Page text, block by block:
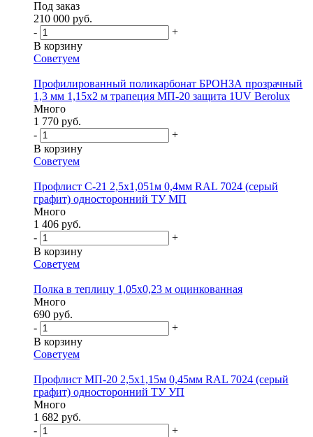
Под заказ
210 000 руб.
-
+
В корзину
Советуем
Профилированный поликарбонат БРОНЗА прозрачный
1,3 мм 1,15х2 м трапеция МП-20 защита 1UV Berolux
Много
1 770 руб.
-
+
В корзину
Советуем
Профлист С-21 2,5х1,051м 0,4мм RAL 7024 (серый
графит) односторонний ТУ МП
Много
1 406 руб.
-
+
В корзину
Советуем
Полка в теплицу 1,05х0,23 м оцинкованная
Много
690 руб.
-
+
В корзину
Советуем
Профлист МП-20 2,5х1,15м 0,45мм RAL 7024 (серый
графит) односторонний ТУ УП
Много
1 682 руб.
-
+